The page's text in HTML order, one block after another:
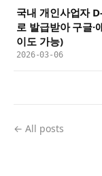
국내 개인사업자
로 발급받아 구글·
이도 가능)
2026-03-06
← All posts